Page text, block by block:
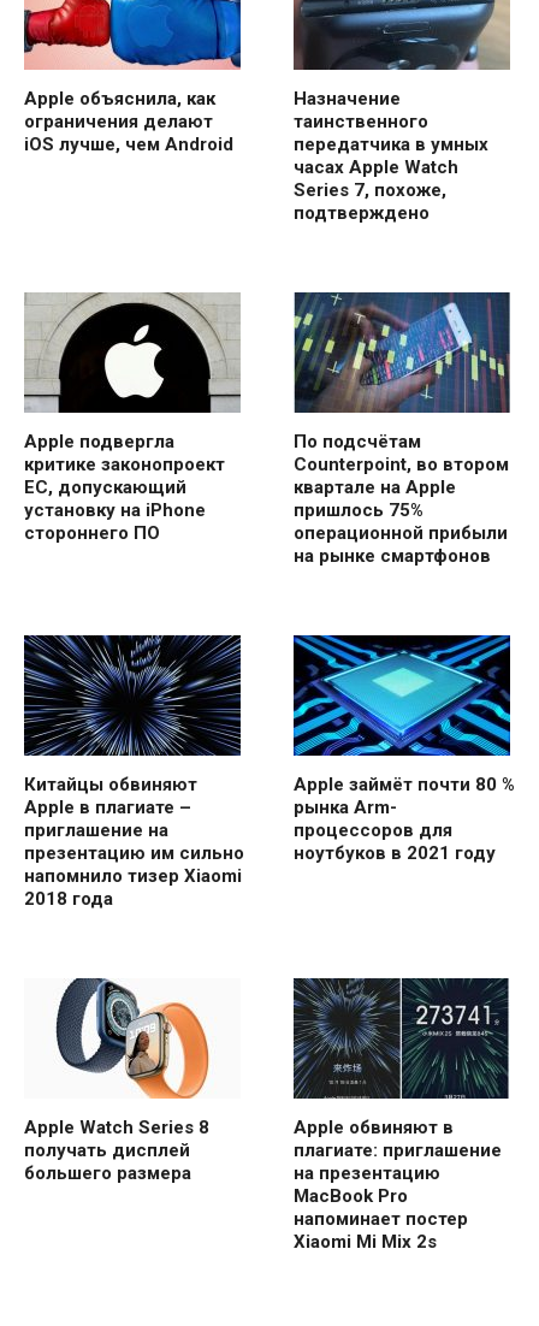
Apple объяснила, как
ограничения делают
iOS лучше, чем Android
Назначение
таинственного
передатчика в умных
часах Apple Watch
Series 7, похоже,
подтверждено
Apple подвергла
критике законопроект
ЕС, допускающий
установку на iPhone
стороннего ПО
По подсчётам
Counterpoint, во втором
квартале на Apple
пришлось 75%
операционной прибыли
на рынке смартфонов
Китайцы обвиняют
Apple в плагиате –
приглашение на
презентацию им сильно
напомнило тизер Xiaomi
2018 года
Apple займёт почти 80 %
рынка Arm-
процессоров для
ноутбуков в 2021 году
Apple Watch Series 8
получать дисплей
большего размера
Apple обвиняют в
плагиате: приглашение
на презентацию
MacBook Pro
напоминает постер
Xiaomi Mi Mix 2s